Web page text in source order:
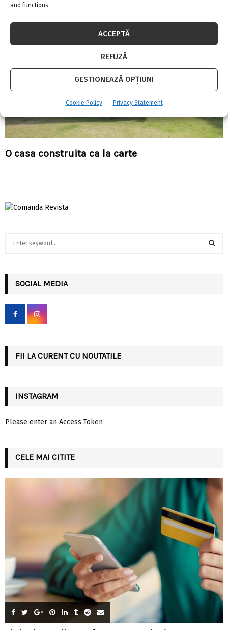
and functions.
ACCEPTĂ
REFUZĂ
GESTIONEAZĂ OPȚIUNI
Cookie Policy Privacy Statement
O casa construita ca la carte
h
f
r
SOCIAL MEDIA
FII LA CURENT CU NOUTATILE
INSTAGRAM
Please enter an Access Token
CELE MAI CITITE